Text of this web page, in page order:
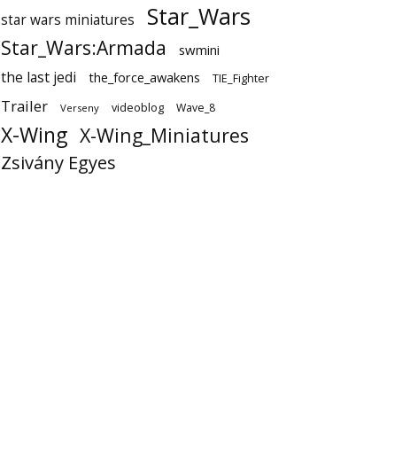
star wars miniatures Star_Wars
Star_Wars:Armada swmini
the last jedi the_force_awakens TIE_Fighter
Trailer Verseny videoblog Wave_8
X-Wing X-Wing_Miniatures
Zsivány Egyes